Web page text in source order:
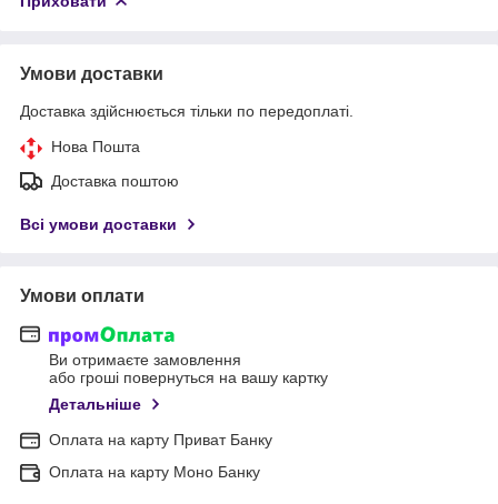
Умови доставки
Доставка здійснюється тільки по передоплаті.
Нова Пошта
Доставка поштою
Всі умови доставки
Умови оплати
Ви отримаєте замовлення
або гроші повернуться на вашу картку
Детальніше
Оплата на карту Приват Банку
Оплата на карту Моно Банку